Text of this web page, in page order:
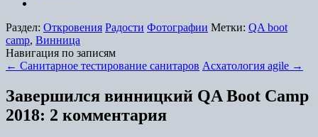
Раздел: Откровения Радости Фотографии Метки: QA boot
camp, Винница
Навигация по записям
← Санитарное тестирование санитаров Асхатология agile →
Завершился винницкий QA Boot Camp
2018: 2 комментария